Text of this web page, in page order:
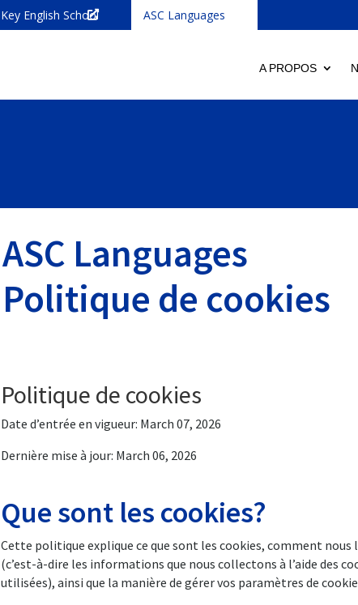
Key English School ASC Languages
A PROPOS
ASC Languages
Politique de cookies
Politique de cookies
Date d’entrée en vigueur: March 07, 2026
Dernière mise à jour: March 06, 2026
Que sont les cookies?
Cette politique explique ce que sont les cookies, comment
(c’est-à-dire les informations que nous collectons à l’aide des
utilisées), ainsi que la manière de gérer vos paramètres de